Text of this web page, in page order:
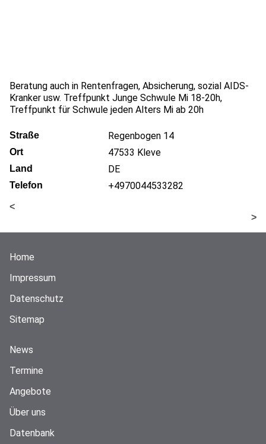
Beratung auch in Rentenfragen, Absicherung, sozial AIDS-
Kranker usw. Treffpunkt Junge Schwule Mi 18-20h,
Treffpunkt für Schwule jeden Alters Mi ab 20h
Straße Regenbogen 14
Ort 47533 Kleve
Land DE
Telefon +4970044533282
<
>
Home
Impressum
Datenschutz
Sitemap
News
Termine
Angebote
Über uns
Datenbank